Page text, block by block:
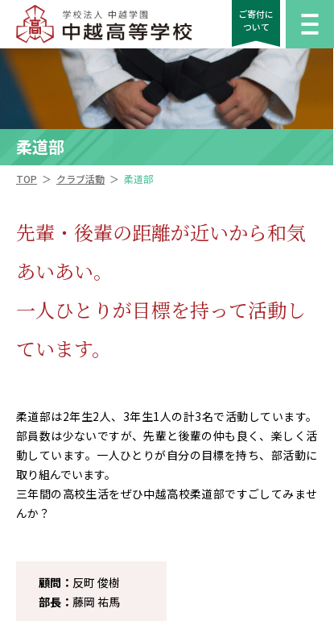
ご寄付に
ついて
柔道部
TOP ＞ クラブ活動 ＞ 柔道部
先輩・後輩の距離が近いから和気
あいあい。
一人ひとりが目標を持って活動し
ています。
柔道部は2年生2人、3年生1人の計3名で活動しています。
部員数は少ないですが、先輩と後輩の仲も良く、楽しく活
動しています。一人ひとりが自分の目標を持ち、部活動に
取り組んでいます。
三年間の高校生活をぜひ中越高校柔道部ですごしてみませ
んか？
顧問： 反町 俊樹
部長： 藤岡 祐馬